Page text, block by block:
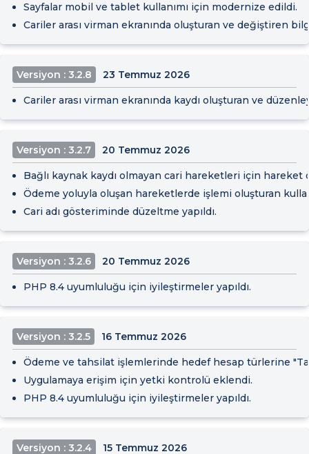
Sayfalar mobil ve tablet kullanımı için modernize edildi.
Cariler arası virman ekranında oluşturan ve değiştiren
Versiyon : 3.2.8 23 Temmuz 2026
Cariler arası virman ekranında kaydı oluşturan ve
Versiyon : 3.2.7 20 Temmuz 2026
Bağlı kaynak kaydı olmayan cari hareketleri için
Ödeme yoluyla oluşan hareketlerde işlemi oluşturan
Cari adı gösteriminde düzeltme yapıldı.
Versiyon : 3.2.6 20 Temmuz 2026
PHP 8.4 uyumluluğu için iyileştirmeler yapıldı.
Versiyon : 3.2.5 16 Temmuz 2026
Ödeme ve tahsilat işlemlerinde hedef hesap türlerine
Uygulamaya erişim için yetki kontrolü eklendi.
PHP 8.4 uyumluluğu için iyileştirmeler yapıldı.
Versiyon : 3.2.4 15 Temmuz 2026